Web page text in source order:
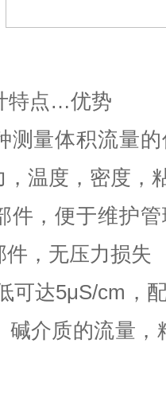
特点…优势
测量体积流量
温度，密度，
件，便于维护
，无压力损失
可达5μS/cm ，
碱介质的流量